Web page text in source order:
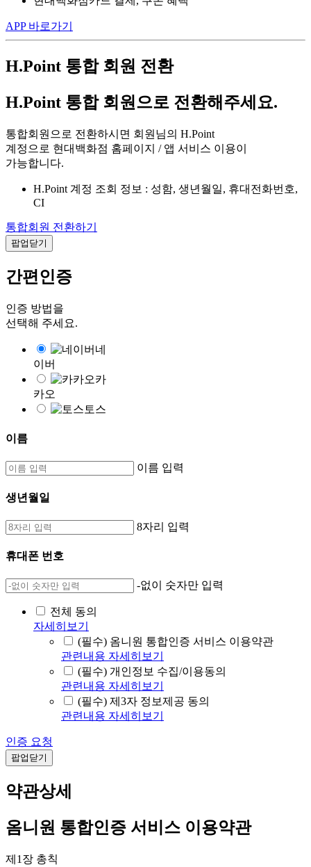
APP 바로가기
H.Point 통합 회원 전환
H.Point 통합 회원으로 전환해주세요.
통합회원으로 전환하시면 회원님의 H.Point
계정으로 현대백화점 홈페이지 / 앱 서비스 이용이
가능합니다.
H.Point 계정 조회 정보 : 성함, 생년월일, 휴대전화번호,
CI
통합회원 전환하기
팝업닫기
간편인증
인증 방법을
선택해 주세요.
네
이버
카
카오
토스
이름
이름 입력
생년월일
8자리 입력
휴대폰 번호
-없이 숫자만 입력
전체 동의
자세히보기
(필수) 옴니원 통합인증 서비스 이용약관
관련내용 자세히보기
(필수) 개인정보 수집/이용동의
관련내용 자세히보기
(필수) 제3자 정보제공 동의
관련내용 자세히보기
인증 요청
팝업닫기
약관상세
옴니원 통합인증 서비스 이용약관
제1장 총칙